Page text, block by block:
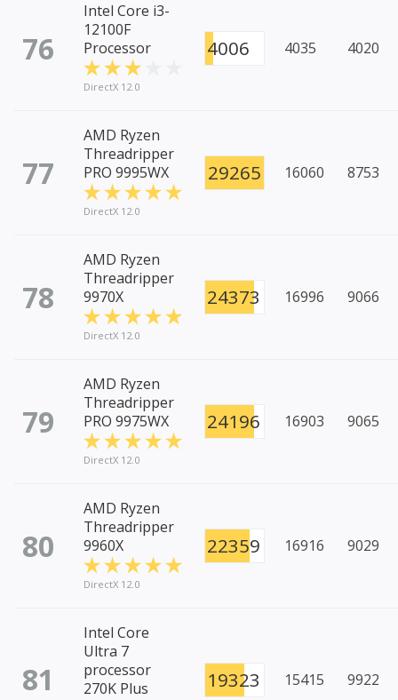
76
Intel Core i3-
12100F
Processor
DirectX 12.0
4006 4035 4020
77
AMD Ryzen
Threadripper
PRO 9995WX
DirectX 12.0
29265 16060 8753
78
AMD Ryzen
Threadripper
9970X
DirectX 12.0
24373 16996 9066
79
AMD Ryzen
Threadripper
PRO 9975WX
DirectX 12.0
24196 16903 9065
80
AMD Ryzen
Threadripper
9960X
DirectX 12.0
22359 16916 9029
81
Intel Core
Ultra 7
processor
270K Plus
19323 15415 9922